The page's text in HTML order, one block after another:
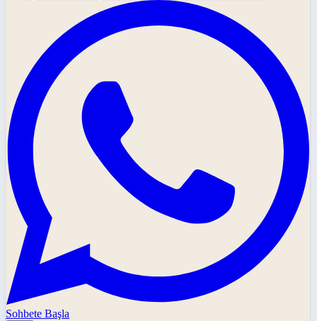
Sohbete Başla